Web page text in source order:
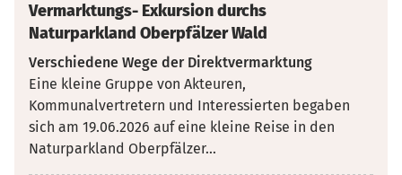
Vermarktungs- Exkursion durchs
Naturparkland Oberpfälzer Wald
Verschiedene Wege der Direktvermarktung
Eine kleine Gruppe von Akteuren,
Kommunalvertretern und Interessierten begaben
sich am 19.06.2026 auf eine kleine Reise in den
Naturparkland Oberpfälzer...